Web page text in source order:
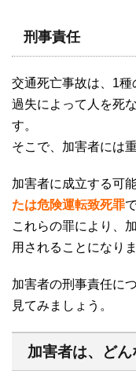
刑事責任
交通死亡事故は、 1種
過失によって人を死
す。
そこで、加害者には
加害者に成立する可
たは危険運転致死罪
これらの罪により、
用されることになりま
加害者の刑事責任に
見てみましょう。
加害者は、ど